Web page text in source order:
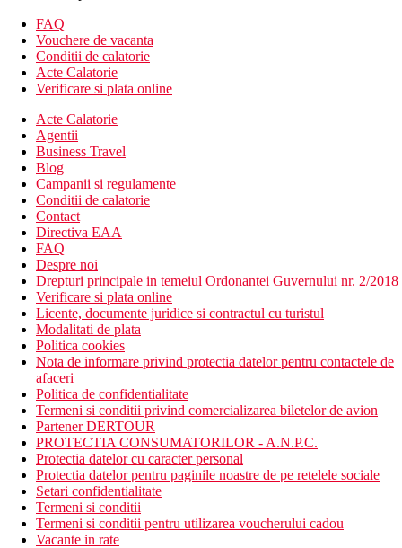
Hotelul dispune de:
doua piscine exterioare
wellness & spa (masaje si tratamente faciale si corporale
de relaxare si infrumusetare)
sala de fitness
receptie 24/7
schimb valutar
camera de bagaje
organizari excursii
Descrierea plajei
plaja nisipoasa, publica
Activitati sportive
tenis de masa
teren de golf in apropiere de hotel
Restaurant
Cu un total de doua restaurante acestea servesc preparate
culinare internationale si locale
Doua baruri cu diferite tematici
Categoria oficiala
4 stele
Distanţe
300 m
Distanta pana la plaja
FAQ
Vouchere de vacanta
Conditii de calatorie
Acte Calatorie
Verificare si plata online
Acte Calatorie
Agentii
Business Travel
Blog
Campanii si regulamente
Conditii de calatorie
Contact
Directiva EAA
FAQ
Despre noi
Drepturi principale in temeiul Ordonantei Guvernului nr. 2/2018
Verificare si plata online
Licente, documente juridice si contractul cu turistul
Modalitati de plata
Politica cookies
Nota de informare privind protectia datelor pentru contactele de
afaceri
Politica de confidentialitate
Termeni si conditii privind comercializarea biletelor de avion
Partener DERTOUR
PROTECTIA CONSUMATORILOR - A.N.P.C.
Protectia datelor cu caracter personal
Protectia datelor pentru paginile noastre de pe retelele sociale
Setari confidentialitate
Termeni si conditii
Termeni si conditii pentru utilizarea voucherului cadou
Vacante in rate